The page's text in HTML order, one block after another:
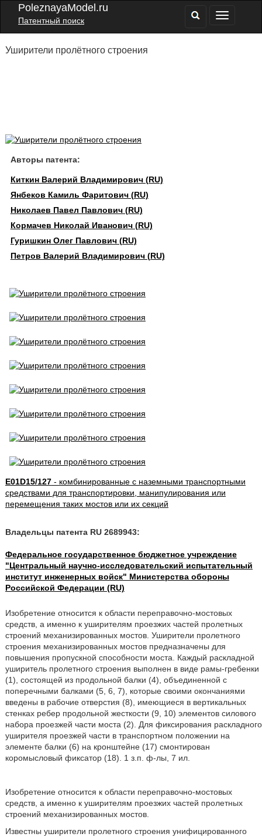
PoleznayaModel.ru
Патентный поиск
Уширители пролётного строения
Авторы патента:
Киткин Валерий Владимирович (RU)
Янбеков Камиль Фаритович (RU)
Николаев Павел Павлович (RU)
Кормачев Николай Иванович (RU)
Гуришкин Олег Павлович (RU)
Петров Валерий Владимирович (RU)
E01D15/127- комбинированные с наземными транспортными
средствами для транспортировки, манипулирования или
перемещения таких мостов или их секций
Владельцы патента RU 2689943:
Федеральное государственное бюджетное учреждение
"Центральный научно-исследовательский испытательный
институт инженерных войск" Министерства обороны
Российской Федерации (RU)
Изобретение относится к области переправочно-мостовых
средств, а именно к уширителям проезжих частей пролетных
строений механизированных мостов. Уширители пролетного
строения механизированных мостов предназначены для
повышения пропускной способности моста. Каждый раскладной
уширитель пролетного строения выполнен в виде рамы-гребенки
(1), состоящей из продольной балки (4), объединенной с
поперечными балками (5, 6, 7), которые своими окончаниями
введены в рабочие отверстия (8), имеющиеся в вертикальных
стенках ребер продольной жесткости (9, 10) элементов силового
набора проезжей части моста (2). Для фиксирования раскладного
уширителя проезжей части в транспортном положении на
элементе балки (6) на кронштейне (17) смонтирован
коромысловый фиксатор (18). 1 з.п. ф-лы, 7 ил.
Изобретение относится к области переправочно-мостовых
средств, а именно к уширителям проезжих частей пролетных
строений механизированных мостов.
Известны уширители пролетного строения унифицированного